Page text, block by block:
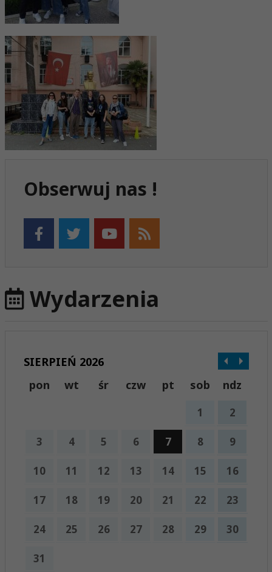
Obserwuj nas !
Wydarzenia
SIERPIEŃ 2026
pon
wt śr czw pt sob ndz
1 2
3 4 5 6 7 8 9
10 11 12 13 14 15 16
17 18 19 20 21 22 23
24 25 26 27 28 29 30
31